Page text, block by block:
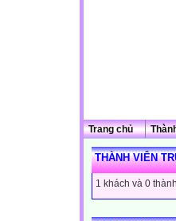
Trang chủ
THÀNH VIÊN
1 khách và 0